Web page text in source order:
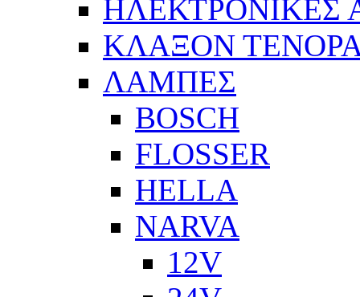
ΗΛΕΚΤΡΟΝΙΚΕΣ
ΚΛΑΞΟΝ
ΛΑΜΠΕΣ
BOSCH
FLOSSER
HELLA
NARVA
12V